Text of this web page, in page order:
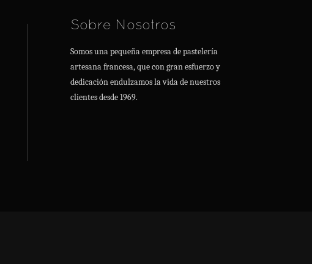
Sobre Nosotros
Somos una pequeña empresa de pastelería
artesana francesa, que con gran esfuerzo y
dedicación endulzamos la vida de nuestros
clientes desde 1969.